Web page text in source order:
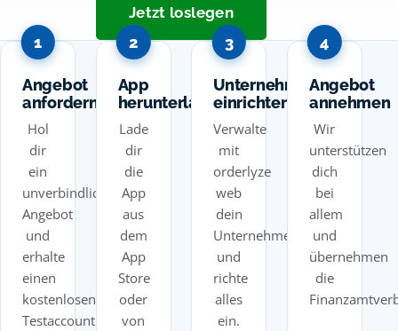
Jetzt loslegen
1
Angebot
anfordern
Hol
dir
ein
unverbindliches
Angebot
und
erhalte
einen
kostenlosen
Testaccount.
2
App
herunterladen
Lade
dir
die
App
aus
dem
App
Store
oder
von
3
Unternehmen
einrichten
Verwalte
mit
orderlyze
web
dein
Unternehmen
und
richte
alles
ein.
4
Angebot
annehmen
Wir
unterstützen
dich
bei
allem
und
übernehmen
die